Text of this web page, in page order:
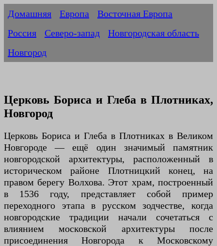
Домашняя Европа
Восточная Европа
Россия
Северо-запад
Новгородская область
Новгород
Церковь Бориса и Глеба в Плотниках,
Новгород
Церковь Бориса и Глеба в Плотниках в Великом
Новгороде — ещё один значимый памятник
новгородской архитектуры, расположенный в
историческом районе Плотницкий конец, на
правом берегу Волхова. Этот храм, построенный
в 1536 году, представляет собой пример
переходного этапа в русском зодчестве, когда
новгородские традиции начали сочетаться с
влиянием московской архитектуры после
присоединения Новгорода к Московскому